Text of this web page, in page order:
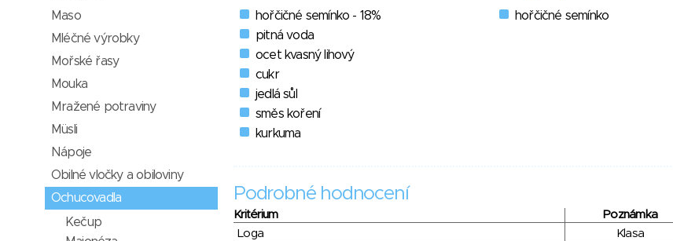
hořčičné semínko - 18%
pitná voda
ocet kvasný lihový
cukr
jedlá sůl
směs koření
kurkuma
hořčičné semínko
Podrobné hodnocení
Kritérium Poznámka
Loga
Klasa
Maso
Mléčné výrobky
Mořské řasy
Mouka
Mražené potraviny
Müsli
Nápoje
Obilné vločky a obiloviny
Ochucovadla
Kečup